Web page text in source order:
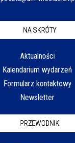
NA SKRÓTY
Aktualności
Kalendarium wydarzeń
Formularz kontaktowy
Newsletter
PRZEWODNIK